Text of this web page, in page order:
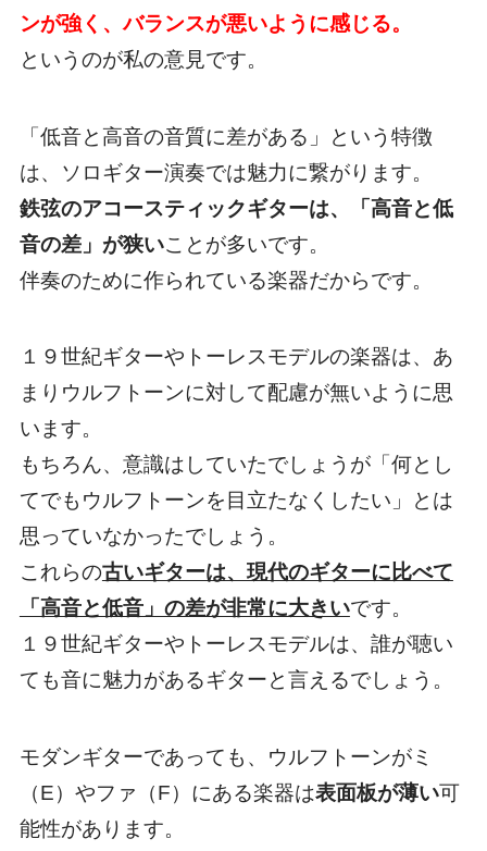
ンが強く、バランスが悪いように感じる。
というのが私の意見です。
「低音と高音の音質に差がある」という特徴
は、ソロギター演奏では魅力に繋がります。
鉄弦のアコースティックギターは、「高音と低
音の差」が狭いことが多いです。
伴奏のために作られている楽器だからです。
１９世紀ギターやトーレスモデルの楽器は、あ
まりウルフトーンに対して配慮が無いように思
います。
もちろん、意識はしていたでしょうが「何とし
てでもウルフトーンを目立たなくしたい」とは
思っていなかったでしょう。
これらの古いギターは、現代のギターに比べて
「高音と低音」の差が非常に大きいです。
１９世紀ギターやトーレスモデルは、誰が聴い
ても音に魅力があるギターと言えるでしょう。
モダンギターであっても、ウルフトーンがミ
（E）やファ（F）にある楽器は表面板が薄い可
能性があります。